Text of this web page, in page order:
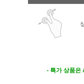
- 특가 상품은